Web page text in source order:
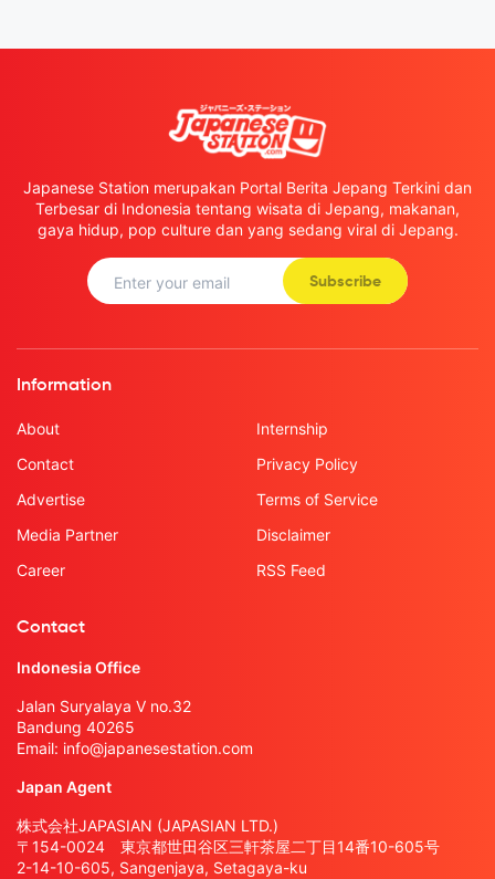
Japanese Station merupakan Portal Berita Jepang Terkini dan
Terbesar di Indonesia tentang wisata di Jepang, makanan,
gaya hidup, pop culture dan yang sedang viral di Jepang.
Subscribe
Information
About
Contact
Advertise
Media Partner
Career
Internship
Privacy Policy
Terms of Service
Disclaimer
RSS Feed
Contact
Indonesia Office
Jalan Suryalaya V no.32
Bandung 40265
Email: info@japanesestation.com
Japan Agent
株式会社JAPASIAN (JAPASIAN LTD.)
〒154-0024 東京都世田谷区三軒茶屋二丁目14番10-605号
2-14-10-605, Sangenjaya, Setagaya-ku